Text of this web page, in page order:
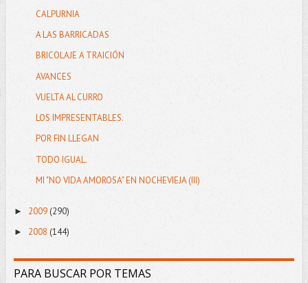
CALPURNIA
A LAS BARRICADAS
BRICOLAJE A TRAICIÓN
AVANCES
VUELTA AL CURRO
LOS IMPRESENTABLES.
POR FIN LLEGAN
TODO IGUAL.
MI "NO VIDA AMOROSA" EN NOCHEVIEJA (III)
► 2009(290)
► 2008 (144)
PARA BUSCAR POR TEMAS